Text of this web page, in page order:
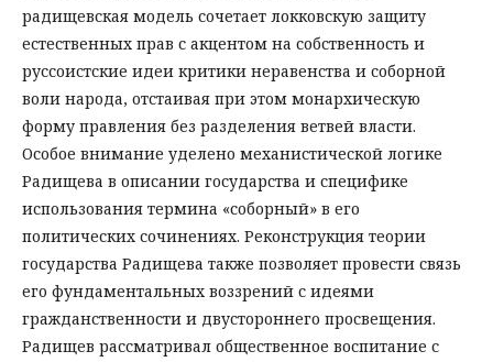
радищевская модель сочетает локковскую защиту
естественных прав с акцентом на собственность и
руссоистские идеи критики неравенства и соборной
воли народа, отстаивая при этом монархическую
форму правления без разделения ветвей власти.
Особое внимание уделено механистической логике
Радищева в описании государства и специфике
использования термина «соборный» в его
политических сочинениях. Реконструкция теории
государства Радищева также позволяет провести связь
его фундаментальных воззрений с идеями
гражданственности и двустороннего просвещения.
Радищев рассматривал общественное воспитание с